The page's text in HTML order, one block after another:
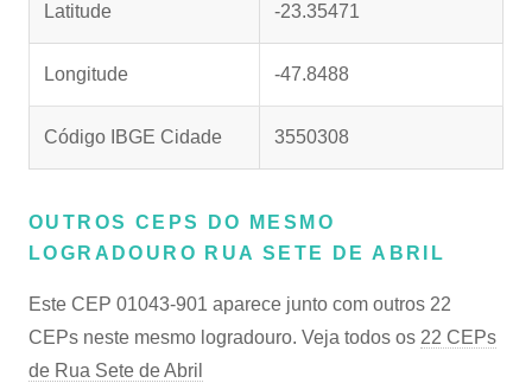
Latitude -23.35471
Longitude -47.8488
Código IBGE Cidade 3550308
OUTROS CEPS DO MESMO
LOGRADOURO RUA SETE DE ABRIL
Este CEP 01043-901 aparece junto com outros 22
CEPs neste mesmo logradouro. Veja todos os 22 CEPs
de Rua Sete de Abril